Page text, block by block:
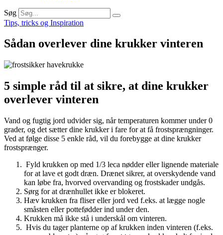
Søg
Tips, tricks og Inspiration
Sådan overlever dine krukker vinteren
5 simple råd til at sikre, at dine krukker
overlever vinteren
Vand og fugtig jord udvider sig, når temperaturen kommer under 0
grader, og det sætter dine krukker i fare for at få frostsprængninger.
Ved at følge disse 5 enkle råd, vil du forebygge at dine krukker
frostsprænger.
Fyld krukken op med 1/3 leca nødder eller lignende materiale
for at lave et godt dræn. Drænet sikrer, at overskydende vand
kan løbe fra, hvorved overvanding og frostskader undgås.
Sørg for at drænhullet ikke er blokeret.
Hæv krukken fra fliser eller jord ved f.eks. at lægge nogle
småsten eller pottefødder ind under den.
Krukken må ikke stå i underskål om vinteren.
Hvis du tager planterne op af krukken inden vinteren (f.eks.